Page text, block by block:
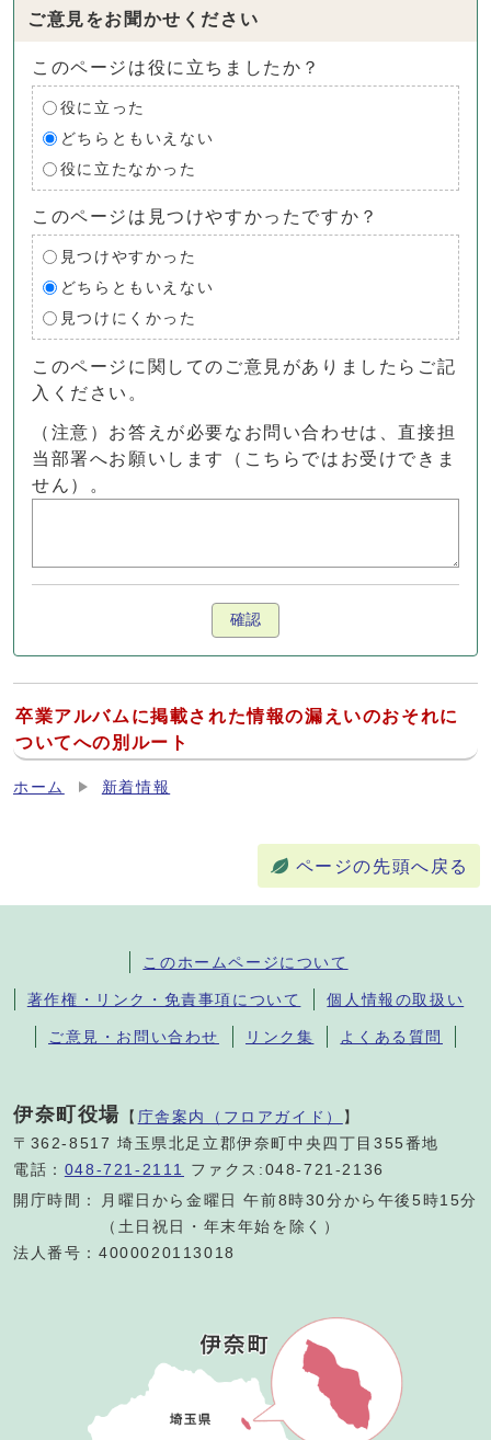
ご意見をお聞かせください
このページは役に立ちましたか？
役に立った
どちらともいえない
役に立たなかった
このページは見つけやすかったですか？
見つけやすかった
どちらともいえない
見つけにくかった
このページに関してのご意見がありましたらご記
入ください。
（注意）お答えが必要なお問い合わせは、直接担
当部署へお願いします（こちらではお受けできま
せん）。
確認
卒業アルバムに掲載された情報の漏えいのおそれに
ついてへの別ルート
ホーム 新着情報
ページの先頭へ戻る
このホームページについて
著作権・リンク・免責事項について 個人情報の取扱い
ご意見・お問い合わせ リンク集 よくある質問
伊奈町役場 【 庁舎案内（フロアガイド） 】
〒362-8517 埼玉県北足立郡伊奈町中央四丁目355番地
電話： 048-721-2111
ファクス:048-721-2136
開庁時間：
月曜日から金曜日 午前8時30分から午後5時15分
（土日祝日・年末年始を除く）
法人番号：4000020113018